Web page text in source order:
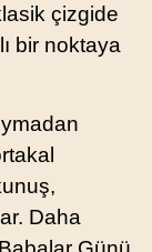
çizgide
bir noktaya
Daha